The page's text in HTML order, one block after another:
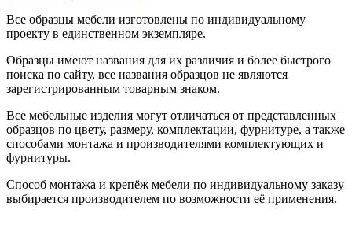
Все образцы мебели изготовлены по индивидуальному
проекту в единственном экземпляре.
Образцы имеют названия для их различия и более быстрого
поиска по сайту, все названия образцов не являются
зарегистрированным товарным знаком.
Все мебельные изделия могут отличаться от представленных
образцов по цвету, размеру, комплектации, фурнитуре, а также
способами монтажа и производителями комплектующих и
фурнитуры.
Способ монтажа и крепёж мебели по индивидуальному заказу
выбирается производителем по возможности её применения.